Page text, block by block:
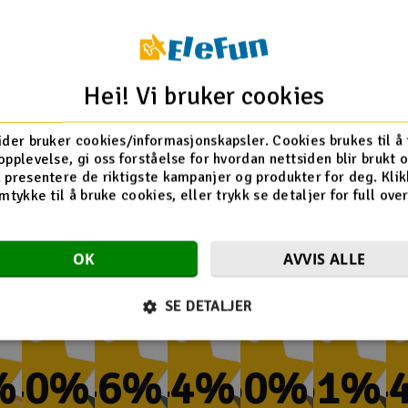
av dine
Flere så også på
-46%-44%-50%-51%
-
Hei! Vi bruker cookies
bruker cookies/informasjonskapsler. Cookies brukes til å
gi oss forståelse for hvordan nettsiden blir brukt
presentere de riktigste kampanjer og produkter for deg.
til å bruke cookies, eller trykk se detaljer for full
OK AVVIS ALLE
SE DETALJER